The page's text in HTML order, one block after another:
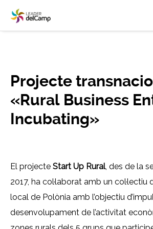
Projecte
«Rural Business
Incubating»
El projecte Start Up Rural, des de la
2017, ha col·laborat amb un col·lectiu
local de Polònia amb l’objectiu
desenvolupament de l’activitat